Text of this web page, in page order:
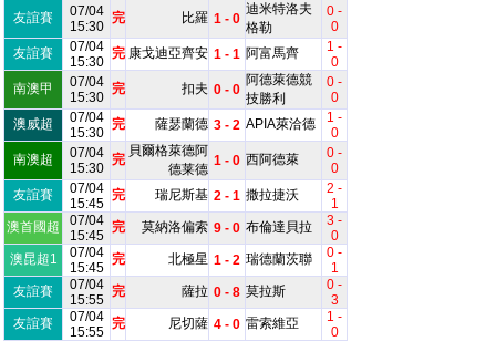
友誼賽
07/04
15:30
完 比羅 1 - 0
迪米特洛夫
格勒
0 -
0
友誼賽
07/04
15:30
完 康戈迪亞齊安 1 - 1 阿富馬齊
1 -
0
南澳甲
07/04
15:30
完 扣夫 0 - 0
阿德萊德競
技勝利
0 -
0
澳威超
07/04
15:30
完 薩瑟蘭德 3 - 2 APIA萊洽德
1 -
0
南澳超
07/04
15:30
完
貝爾格萊德阿
德莱德
1 - 0 西阿德萊
0 -
0
友誼賽
07/04
15:45
完 瑞尼斯基 2 - 1 撒拉捷沃
2 -
1
澳首國超
07/04
15:45
完 莫納洛偏索 9 - 0 布倫達貝拉
3 -
0
澳昆超1
07/04
15:45
完 北極星 1 - 2 瑞德蘭茨聯
0 -
1
友誼賽
07/04
15:55
完 薩拉 0 - 8 莫拉斯
0 -
3
友誼賽
07/04
15:55
完 尼切薩 4 - 0 雷索維亞
1 -
0